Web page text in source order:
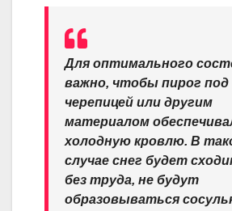
Для оптимального
важно, чтобы пирог под
черепицей или другим
материалом
холодную кровлю. В
случае снег будет
без труда, не будут
образовываться